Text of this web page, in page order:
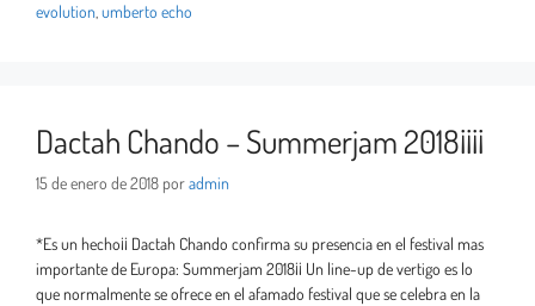
evolution,umberto echo
Dactah Chando – Summerjam 2018¡¡¡¡
15 de enero de 2018 poradmin
*Es un hecho¡¡ Dactah Chando confirma su presencia en el festival mas
importante de Europa: Summerjam 2018¡¡ Un line-up de vertigo es lo
que normalmente se ofrece en el afamado festival que se celebra en la